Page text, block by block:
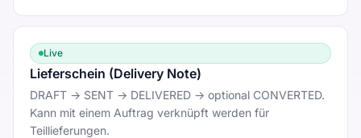
Live
Lieferschein (Delivery Note)
DRAFT → SENT → DELIVERED → optional CONVERTED.
Kann mit einem Auftrag verknüpft werden für
Teillieferungen.